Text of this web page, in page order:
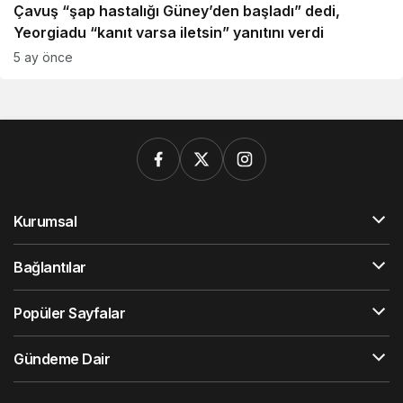
Çavuş “şap hastalığı Güney’den başladı” dedi,
Yeorgiadu “kanıt varsa iletsin” yanıtını verdi
5 ay önce
Kurumsal
Bağlantılar
Popüler Sayfalar
Gündeme Dair